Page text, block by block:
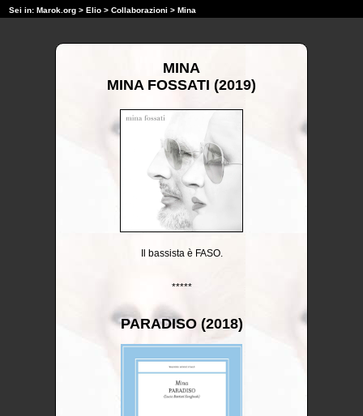
Sei in: Marok.org > Elio > Collaborazioni > Mina
MINA
MINA FOSSATI (2019)
Il bassista è FASO.
*****
PARADISO (2018)